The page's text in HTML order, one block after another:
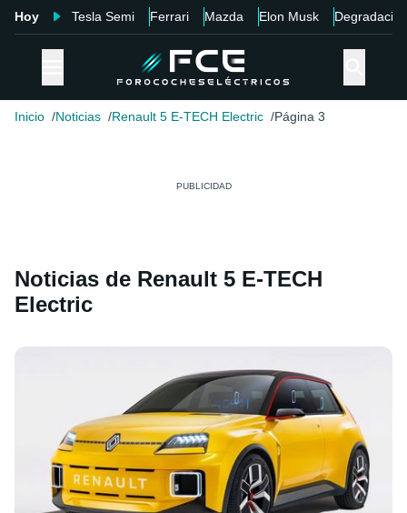
Hoy Tesla Semi Ferrari Mazda Elon Musk Degradación
Inicio Noticias Renault 5 E-TECH Electric Página 3
Noticias de Renault 5 E-TECH
Electric